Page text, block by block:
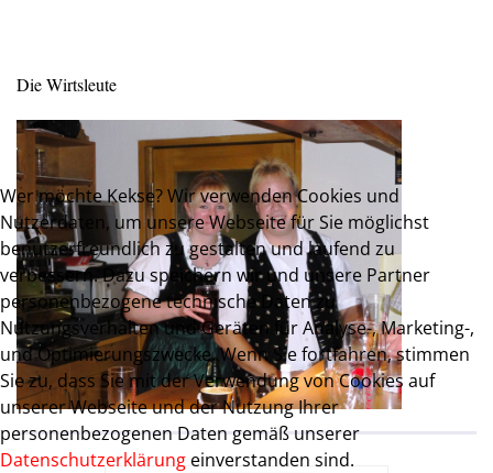
Die Wirtsleute
Wer möchte Kekse? Wir verwenden Cookies und
Nutzerdaten, um unsere Webseite für Sie möglichst
benutzerfreundlich zu gestalten und laufend zu
verbessern. Dazu speichern wir und unsere Partner
personenbezogene technische Daten zu
Nutzungsverhalten und Geräten für Analyse-, Marketing-,
und Optimierungszwecke. Wenn Sie fortfahren, stimmen
Sie zu, dass Sie mit der Verwendung von Cookies auf
unserer Webseite und der Nutzung Ihrer
personenbezogenen Daten gemäß unserer
Datenschutzerklärung einverstanden sind.